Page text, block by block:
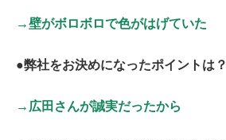
→壁がボロボロで色がはげていた
●弊社をお決めになったポイントは？
→広田さんが誠実だったから